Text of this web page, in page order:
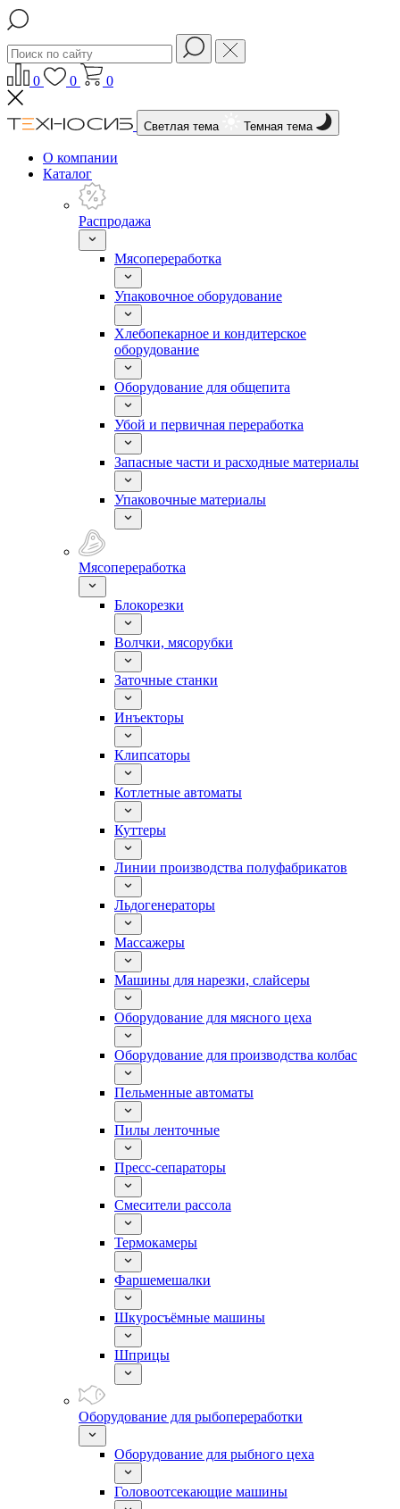
0 0 0
Светлая тема Темная тема
О компании
Каталог
Распродажа
Мясопереработка
Упаковочное оборудование
Хлебопекарное и кондитерское
оборудование
Оборудование для общепита
Убой и первичная переработка
Запасные части и расходные материалы
Упаковочные материалы
Мясопереработка
Блокорезки
Волчки, мясорубки
Заточные станки
Инъекторы
Клипсаторы
Котлетные автоматы
Куттеры
Линии производства полуфабрикатов
Льдогенераторы
Массажеры
Машины для нарезки, слайсеры
Оборудование для мясного цеха
Оборудование для производства колбас
Пельменные автоматы
Пилы ленточные
Пресс-сепараторы
Смесители рассола
Термокамеры
Фаршемешалки
Шкуросъёмные машины
Шприцы
Оборудование для рыбопереработки
Оборудование для рыбного цеха
Головоотсекающие машины